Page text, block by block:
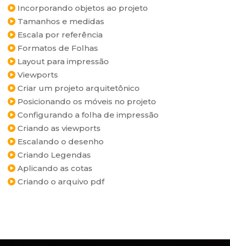
Incorporando objetos ao projeto
Tamanhos e medidas
Escala por referência
Formatos de Folhas
Layout para impressão
Viewports
Criar um projeto arquitetônico
Posicionando os móveis no projeto
Configurando a folha de impressão
Criando as viewports
Escalando o desenho
Criando Legendas
Aplicando as cotas
Criando o arquivo pdf